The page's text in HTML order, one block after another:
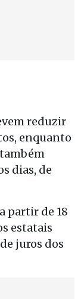
reduzir
enquanto
dias, de
partir de 18
estatais
juros dos